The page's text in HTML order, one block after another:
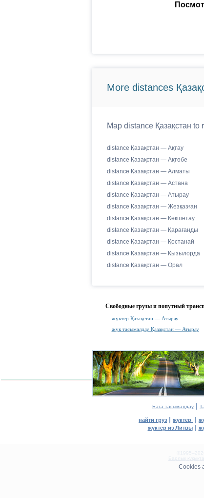
Cookies
More distances
Map distance Қазақстан to
distance Қазақстан — Ақтау
distance Қазақстан — Ақтөбе
distance Қазақстан — Алматы
distance Қазақстан — Астана
distance Қазақстан — Атырау
distance Қазақстан — Жезқазған
distance Қазақстан — Көкшетау
distance Қазақстан — Қарағанды
distance Қазақстан — Қостанай
distance Қазақстан — Қызылорда
distance Қазақстан — Орал
Свободные грузы и попутный
жүктер Қазақстан — Атырау
жүк тасымалдау Қазақстан — Атырау
Баға тасымалдау |
найти груз | жүктер |
жүктер из Литвы|
Барлық